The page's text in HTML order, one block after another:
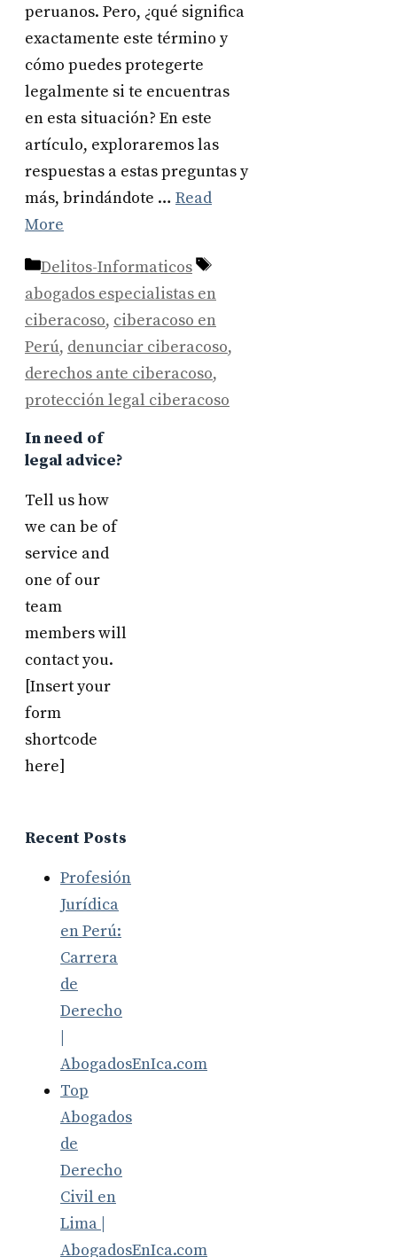
peruanos. Pero, ¿qué significa
exactamente este término y
cómo puedes protegerte
legalmente si te encuentras
en esta situación? En este
artículo, exploraremos las
respuestas a estas preguntas y
más, brindándote … Read
More
Categories
Delitos-Informaticos
Tags
abogados especialistas en
ciberacoso, ciberacoso en
Perú, denunciar ciberacoso,
derechos ante ciberacoso,
protección legal ciberacoso
In need of
legal advice?
Tell us how
we can be of
service and
one of our
team
members will
contact you.
[Insert your
form
shortcode
here]
Recent Posts
Profesión
Jurídica
en Perú:
Carrera
de
Derecho
AbogadosEnIca.com
Top
Abogados
de
Derecho
Civil en
Lima |
AbogadosEnIca.com